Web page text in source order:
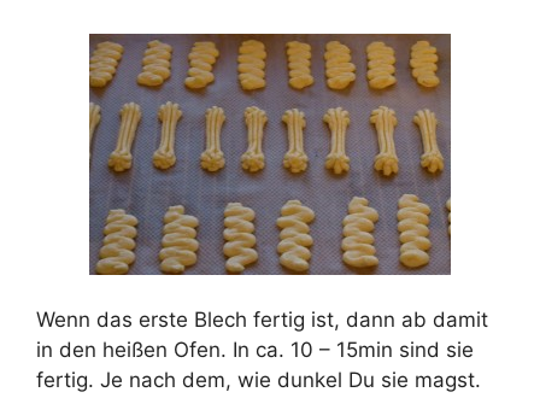
Wenn das erste Blech fertig ist, dann ab damit
in den heißen Ofen. In ca. 10 – 15min sind sie
fertig. Je nach dem, wie dunkel Du sie magst.